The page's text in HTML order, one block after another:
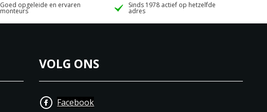
Goed opgeleide en ervaren
monteurs
Sinds 1978 actief op hetzelfde
adres
VOLG ONS
Facebook